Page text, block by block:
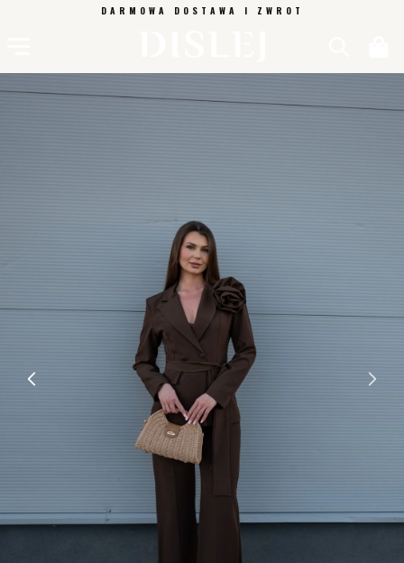
DARMOWA DOSTAWA I ZWROT
PRZEJŚĆ DO
INFORMACJI